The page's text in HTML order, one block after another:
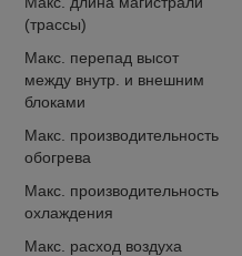
(трассы)
Макс. перепад высот
между внутр. и внешним
блоками
Макс. производительность
обогрева
Макс. производительность
охлаждения
Макс. расход воздуха